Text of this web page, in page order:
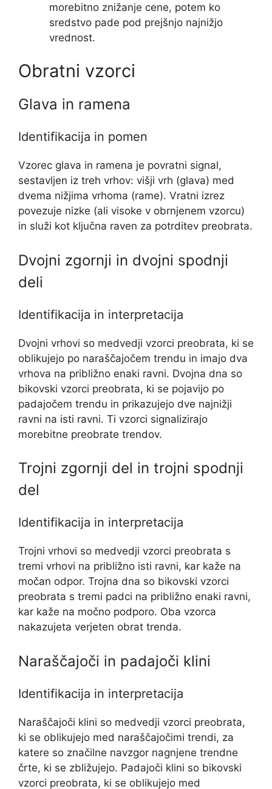
morebitno znižanje cene, potem ko
sredstvo pade pod prejšnjo najnižjo
vrednost.
Obratni vzorci
Glava in ramena
Identifikacija in pomen
Vzorec glava in ramena je povratni signal,
sestavljen iz treh vrhov: višji vrh (glava) med
dvema nižjima vrhoma (rame). Vratni izrez
povezuje nizke (ali visoke v obrnjenem vzorcu)
in služi kot ključna raven za potrditev preobrata.
Dvojni zgornji in dvojni spodnji
deli
Identifikacija in interpretacija
Dvojni vrhovi so medvedji vzorci preobrata, ki se
oblikujejo po naraščajočem trendu in imajo dva
vrhova na približno enaki ravni. Dvojna dna so
bikovski vzorci preobrata, ki se pojavijo po
padajočem trendu in prikazujejo dve najnižji
ravni na isti ravni. Ti vzorci signalizirajo
morebitne preobrate trendov.
Trojni zgornji del in trojni spodnji
del
Identifikacija in interpretacija
Trojni vrhovi so medvedji vzorci preobrata s
tremi vrhovi na približno isti ravni, kar kaže na
močan odpor. Trojna dna so bikovski vzorci
preobrata s tremi padci na približno enaki ravni,
kar kaže na močno podporo. Oba vzorca
nakazujeta verjeten obrat trenda.
Naraščajoči in padajoči klini
Identifikacija in interpretacija
Naraščajoči klini so medvedji vzorci preobrata,
ki se oblikujejo med naraščajočimi trendi, za
katere so značilne navzgor nagnjene trendne
črte, ki se zbližujejo. Padajoči klini so bikovski
vzorci preobrata, ki se oblikujejo med